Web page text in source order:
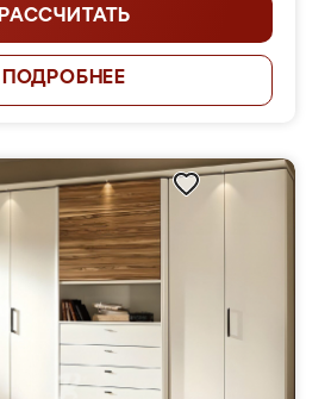
РАССЧИТАТЬ
ПОДРОБНЕЕ